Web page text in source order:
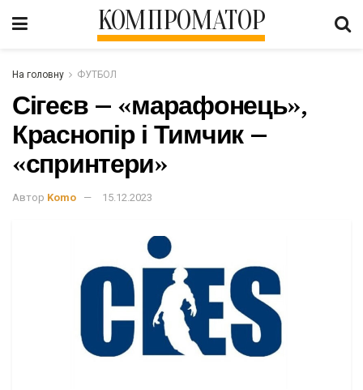
КОМПРОМАТОР
На головну ФУТБОЛ
Сігеєв – «марафонець»,
Краснопір і Тимчик –
«спринтери»
Автор Komo 15.12.2023